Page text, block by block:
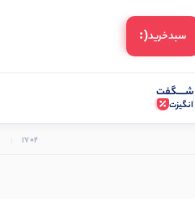
سبد‌خرید(:
شـــــگفت
انگیزت
1702